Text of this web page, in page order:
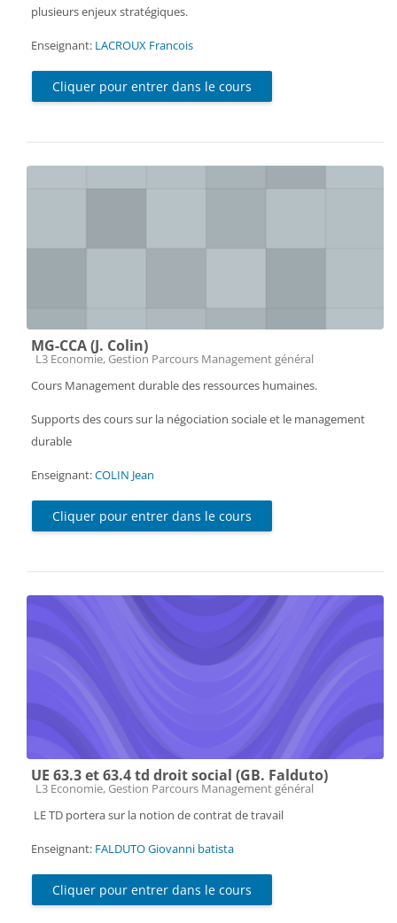
plusieurs enjeux stratégiques.
Enseignant: LACROUX Francois
Cliquer pour entrer dans le cours
MG-CCA (J. Colin)
Catégorie de cours
L3 Economie, Gestion Parcours Management général
Cours Management durable des ressources humaines.
Supports des cours sur la négociation sociale et le management
durable
Enseignant:COLIN Jean
Cliquer pour entrer dans le cours
UE 63.3 et 63.4 td droit social (GB. Falduto)
Catégorie de cours
L3 Economie, Gestion Parcours Management général
LE TD portera sur la notion de contrat de travail
Enseignant: FALDUTO Giovanni batista
Cliquer pour entrer dans le cours